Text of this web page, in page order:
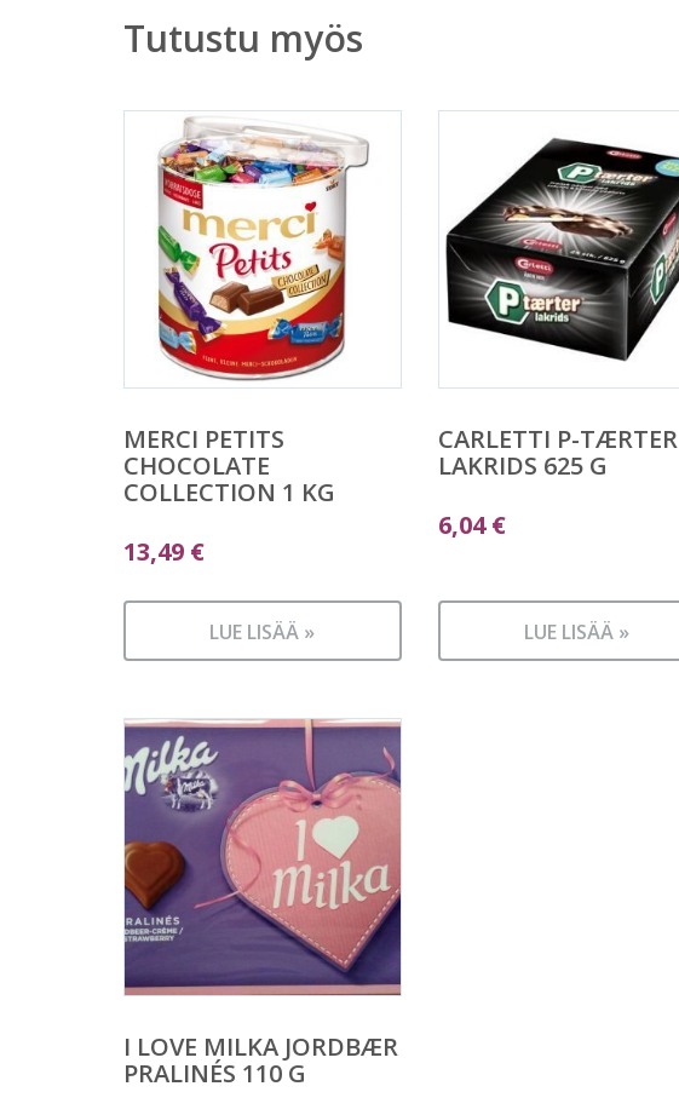
Tutustu myös
MERCI PETITS
CHOCOLATE
COLLECTION 1 KG
13,49 €
LUE LISÄÄ »
CARLETTI P-TÆRTER
LAKRIDS 625 G
6,04€
LUE LISÄÄ »
I LOVE MILKA JORDBÆR
PRALINÉS 110 G